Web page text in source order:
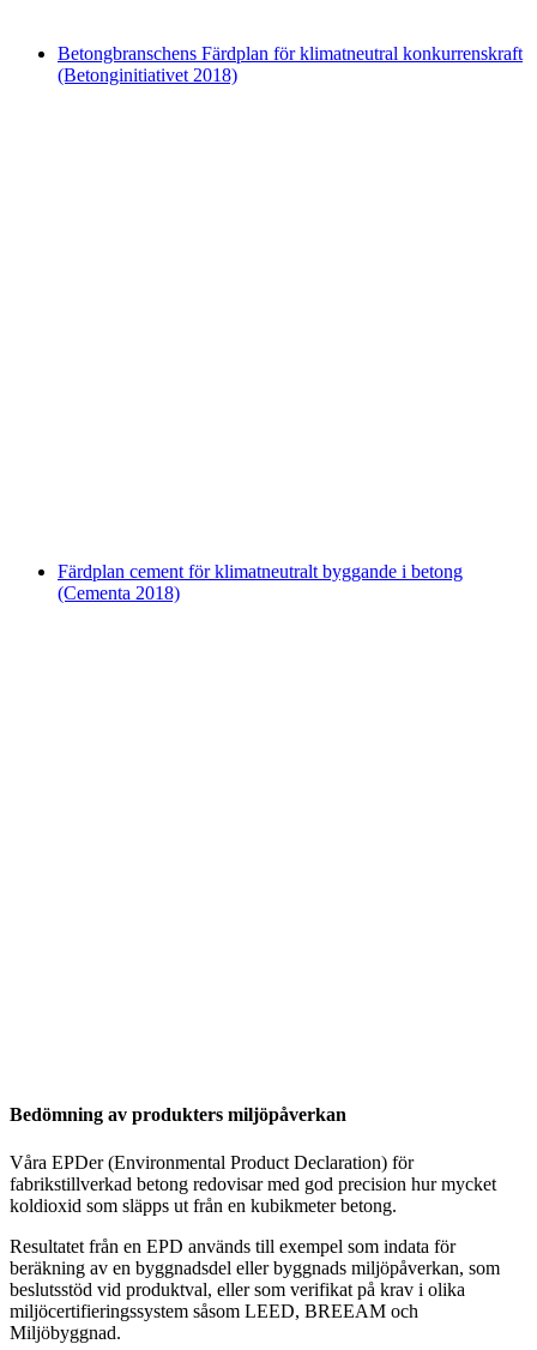
Betongbranschens Färdplan för klimatneutral konkurrenskraft
(Betonginitiativet 2018)
Färdplan cement för klimatneutralt byggande i betong
(Cementa 2018)
Bedömning av produkters miljöpåverkan
Våra EPDer (Environmental Product Declaration) för
fabrikstillverkad betong redovisar med god precision hur mycket
koldioxid som släpps ut från en kubikmeter betong.
Resultatet från en EPD används till exempel som indata för
beräkning av en byggnadsdel eller byggnads miljöpåverkan, som
beslutsstöd vid produktval, eller som verifikat på krav i olika
miljöcertifieringssystem såsom LEED, BREEAM och
Miljöbyggnad.